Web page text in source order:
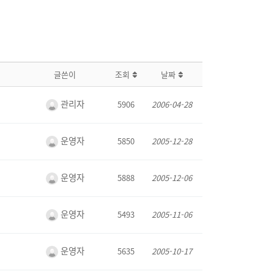
글쓴이 조회 날짜
관리자 5906 2006-04-28
운영자 5850 2005-12-28
운영자 5888 2005-12-06
운영자 5493 2005-11-06
운영자 5635 2005-10-17